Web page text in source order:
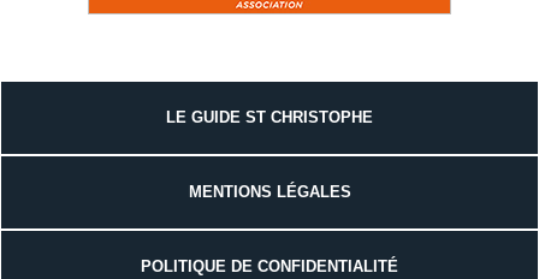
LE GUIDE ST CHRISTOPHE
MENTIONS LÉGALES
POLITIQUE DE CONFIDENTIALITÉ